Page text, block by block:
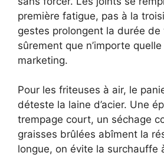
première fatigue, pas à la
gestes prolongent la durée de
sûrement que n’importe
marketing.
Pour les friteuses à air, le
déteste la laine d’acier. Une
trempage court, un séchage
graisses brûlées abîment la
longue, on évite la surchauffe